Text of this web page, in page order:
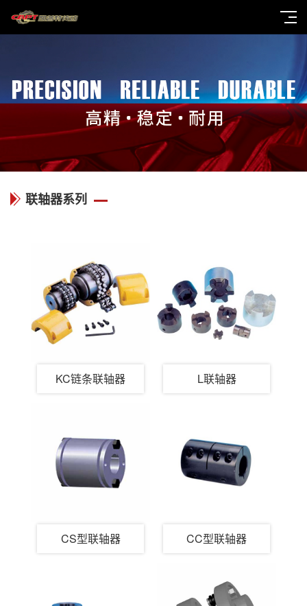
联轴器系列
KC链条联轴器 L联轴器
CS型联轴器 CC型联轴器